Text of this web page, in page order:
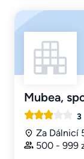
Mubea,
3
Za Dálnicí
500 - 999